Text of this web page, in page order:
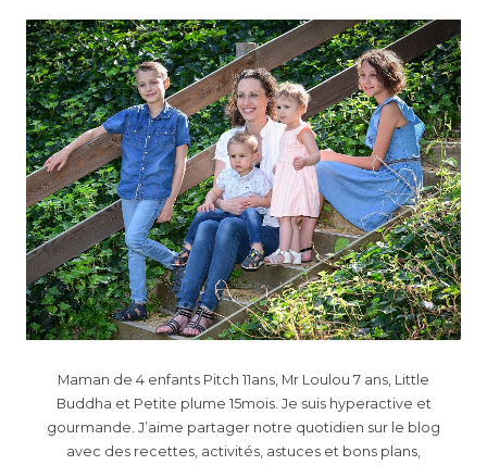
Maman de 4 enfants Pitch 11ans, Mr Loulou 7 ans, Little
Buddha et Petite plume 15mois. Je suis hyperactive et
gourmande. J’aime partager notre quotidien sur le blog
avec des recettes, activités, astuces et bons plans,